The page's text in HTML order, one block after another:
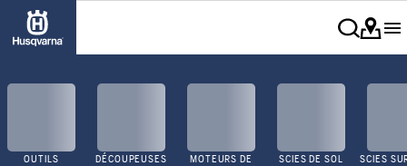
OUTILS
DÉCOUPEUSES
MOTEURS DE
SCIES DE SOL
SCIES